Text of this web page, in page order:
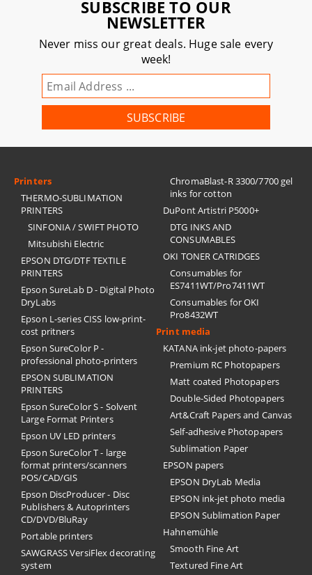
SUBSCRIBE TO OUR
NEWSLETTER
Never miss our great deals. Huge sale every
week!
Printers
THERMO-SUBLIMATION
PRINTERS
SINFONIA / SWIFT PHOTO
Mitsubishi Electric
EPSON DTG/DTF TEXTILE
PRINTERS
Epson SureLab D - Digital Photo
DryLabs
Epson L-series CISS low-print-
cost pritners
Epson SureColor P -
professional photo-printers
EPSON SUBLIMATION
PRINTERS
Epson SureColor S - Solvent
Large Format Printers
Epson UV LED printers
Epson SureColor T - large
format printers/scanners
POS/CAD/GIS
Epson DiscProducer - Disc
Publishers & Autoprinters
CD/DVD/BluRay
Portable printers
SAWGRASS VersiFlex decorating
system
ChromaBlast-R 3300/7700 gel
inks for cotton
DuPont Artistri P5000+
DTG INKS AND
CONSUMABLES
OKI TONER CATRIDGES
Consumables for
ES7411WT/Pro7411WT
Consumables for OKI
Pro8432WT
Print media
KATANA ink-jet photo-papers
Premium RC Photopapers
Matt coated Photopapers
Double-Sided Photopapers
Art&Craft Papers and Canvas
Self-adhesive Photopapers
Sublimation Paper
EPSON papers
EPSON DryLab Media
EPSON ink-jet photo media
EPSON Sublimation Paper
Hahnemühle
Smooth Fine Art
Textured Fine Art